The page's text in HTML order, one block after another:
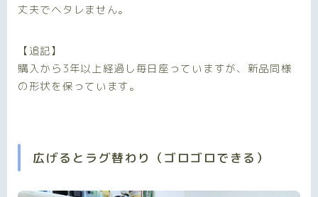
丈夫でヘタレません。
【追記】
購入から3年以上経過し毎日座っていますが、新品同様
の形状を保っています。
広げるとラグ替わり（ゴロゴロできる）